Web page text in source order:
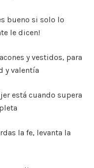
bueno si solo lo
le dicen!
y vestidos, para
y valentía
está cuando supera
la fe, levanta la